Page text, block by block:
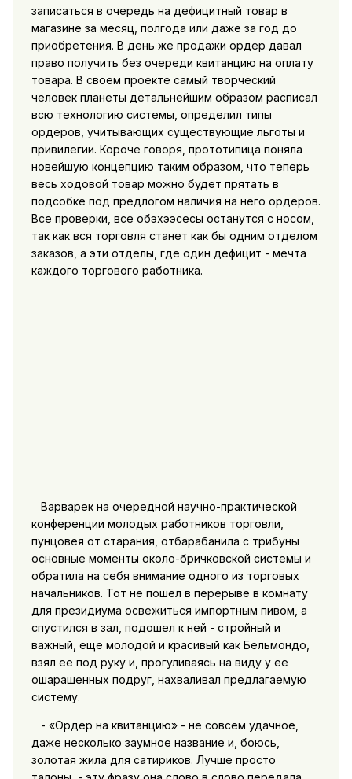
записаться в очередь на дефицитный товар в
магазине за месяц, полгода или даже за год до
приобретения. В день же продажи ордер давал
право получить без очереди квитанцию на оплату
товара. В своем проекте самый творческий
человек планеты детальнейшим образом расписал
всю технологию системы, определил типы
ордеров, учитывающих существующие льготы и
привилегии. Короче говоря, прототипица поняла
новейшую концепцию таким образом, что теперь
весь ходовой товар можно будет прятать в
подсобке под предлогом наличия на него ордеров.
Все проверки, все обэхээсесы останутся с носом,
так как вся торговля станет как бы одним отделом
заказов, а эти отделы, где один дефицит - мечта
каждого торгового работника.
Варварек на очередной научно-практической
конференции молодых работников торговли,
пунцовея от старания, отбарабанила с трибуны
основные моменты около-бричковской системы и
обратила на себя внимание одного из торговых
начальников. Тот не пошел в перерыве в комнату
для президиума освежиться импортным пивом, а
спустился в зал, подошел к ней - стройный и
важный, еще молодой и красивый как Бельмондо,
взял ее под руку и, прогуливаясь на виду у ее
ошарашенных подруг, нахваливал предлагаемую
систему.
- «Ордер на квитанцию» - не совсем удачное,
даже несколько заумное название и, боюсь,
золотая жила для сатириков. Лучше просто